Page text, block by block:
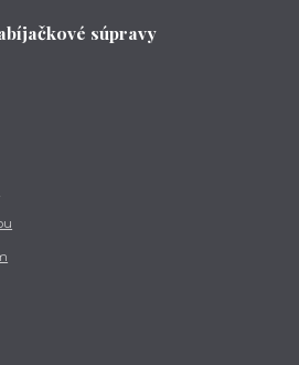
súpravy